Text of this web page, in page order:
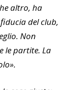
altro, ha
del club,
Non
le partite. La
».